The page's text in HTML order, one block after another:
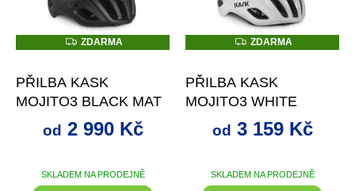
Z
D
M
A
ZDARMA
PŘILBA KASK
MOJITO3 BLACK MAT
SKLADEM NA PRODEJNĚ
od 2 990 Kč
Z
D
M
A
ZDARMA
PŘILBA KASK
MOJITO3 WHITE
SKLADEM NA PRODEJNĚ
od 3 159 Kč